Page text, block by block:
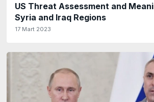
US Threat Assessment and
Syria and Iraq Regions
17 Mart 2023